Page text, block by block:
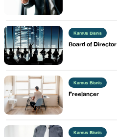
Kamus Bisnis
​Board of Director
Kamus Bisnis
​Freelancer
Kamus Bisnis